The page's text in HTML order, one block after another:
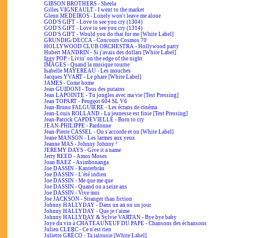
GIBSON BROTHERS - Sheela
Gilles VIGNEAULT - I went to the market
Glenn MEDEIROS - Lonely won't leave me alone
GOD'S GIFT - Love to see you cry (1304)
GOD'S GIFT - Love to see you cry (1314)
GOD'S GIFT - Would you do that for me [White Label]
GRUNDIG/DECCA - Concours Cosmos 70
HOLLYWOOD CLUB ORCHESTRA - Hollywood party
Hubert MANDRIN - Si j'avais des dollars [White Label]
Iggy POP - Livin' on the edge of the night
IMAGES - Quand la musique tourne
Isabelle MAYEREAU - Les mouches
Jacques YVART - Le phare [White Label]
JAMES - Come home
Jean GUIDONI - Tous des putains
Jean LAPOINTE - Tu jongles avec ma vie [Test Pressing]
Jean TOPART - Peugeot 604 SL V6
Jean-Bruno FALGUIÈRE - Les écrans de cinéma
Jean-Louis ROLLAND - La jeunesse est finie [Test Pressing]
Jean-Patrick CAPDEVIELLE - Born to cry
JEAN-PHILIPPE - Pardonne
Jean-Pierre CASSEL - On s'accorde et on [White Label]
Jeane MANSON - Les larmes aux yeux
Jeanne MAS - Johnny Johnny ²
JEREMY DAYS - Give it a name
Jerry REED - Amos Moses
Joan BAEZ - Asimbonanga
Joe DASSIN - Kanterbräu
Joe DASSIN - L'été indien
Joe DASSIN - Me que me que
Joe DASSIN - Quand on a seize ans
Joe DASSIN - Vive moi
Joe JACKSON - Stranger than fiction
Johnny HALLYDAY - Dans un an ou un jour
Johnny HALLYDAY - Que je t'aime
Johnny HALLYDAY & Sylvie VARTAN - Bye bye baby
Joye du vin à CHÂTEAUNEUF DU PAPE - Chansons des échansons
Julien CLERC - Ce n'est rien
Juliette GRÉCO - Ta jalousie [White Label]